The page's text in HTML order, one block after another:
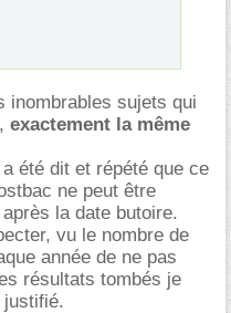
inombrables sujets qui
exactement la même
été dit et répété que ce
ne peut être
la date butoire.
vu le nombre de
année de ne pas
résultats tombés je
justifié.